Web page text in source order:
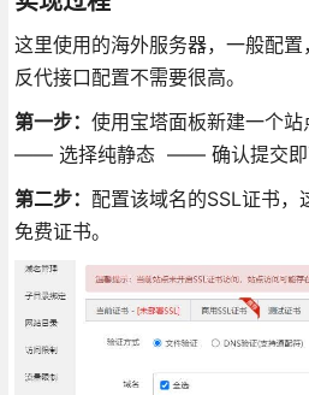
这里使用的海外服务器，一般配
反代接口配置不需要很高。
第一步： 使用宝塔面板新建一个
—— 选择纯静态 —— 确认提交即
第二步： 配置该域名的SSL证书，
免费证书。